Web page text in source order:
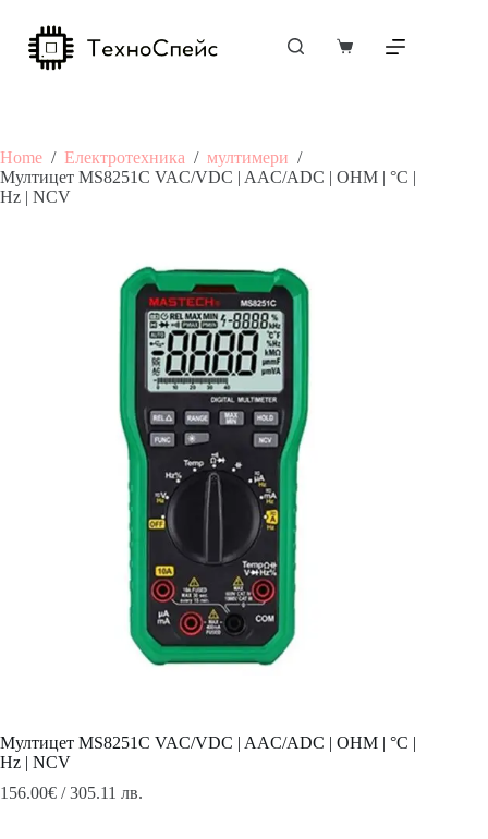
content
Shopping
Home / Електротехника / мултимери /
Мултицет MS8251C VAC/VDC | AAC/ADC | OHM | °C |
Hz | NCV
Мултицет MS8251C VAC/VDC | AAC/ADC | OHM | °C |
Hz | NCV
156.00€ / 305.11 лв.